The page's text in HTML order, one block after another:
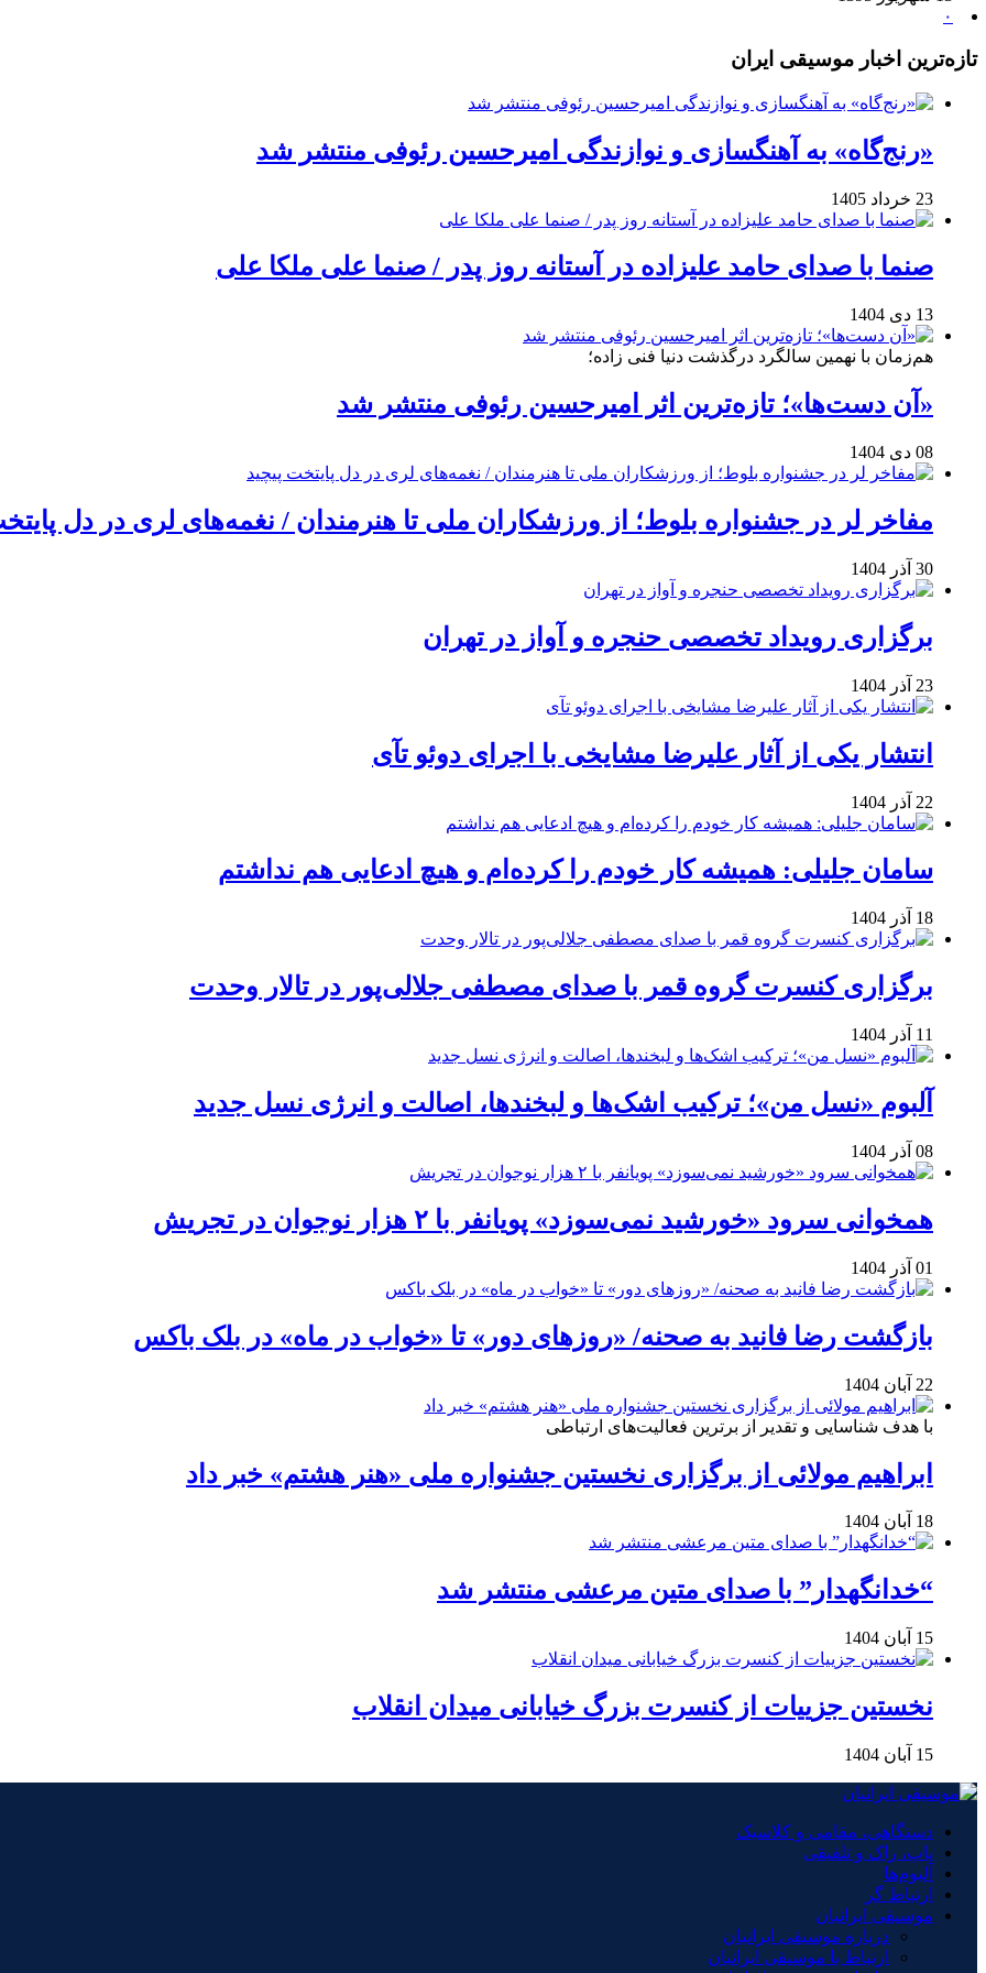
۰
تازه‌ترین اخبار موسیقی ایران
«رنج‌گاه» به آهنگسازی و نوازندگی امیرحسین رئوفی منتشر شد
23 خرداد 1405
صنما با صدای حامد علیزاده در آستانه روز پدر / صنما علی ملکا علی
13 دی 1404
هم‌زمان با نهمین سالگرد درگذشت دنیا فنی زاده؛
«آن دست‌ها»؛ تازه‌ترین اثر امیرحسین رئوفی منتشر شد
08 دی 1404
مفاخر لر در جشنواره بلوط؛ از ورزشکاران ملی تا هنرمندان / نغمه‌های لری در دل
30 آذر 1404
برگزاری رویداد تخصصی حنجره و آواز در تهران
23 آذر 1404
انتشار یکی از آثار علیرضا مشایخی با اجرای دوئو تآی
22 آذر 1404
سامان جلیلی: همیشه کار خودم را کرده‌ام و هیچ ادعایی هم نداشتم
18 آذر 1404
برگزاری کنسرت گروه قمر با صدای مصطفی جلالی‌پور در تالار وحدت
11 آذر 1404
آلبوم «نسل من»؛ ترکیب اشک‌ها و لبخندها، اصالت و انرژی نسل جدید
08 آذر 1404
همخوانی سرود «خورشید نمی‌سوزد» پویانفر با ۲ هزار نوجوان در تجریش
01 آذر 1404
بازگشت رضا فانید به صحنه/ «روزهای دور» تا «خواب در ماه» در بلک باکس
22 آبان 1404
با هدف شناسایی و تقدیر از برترین فعالیت‌های ارتباطی
ابراهیم مولائی از برگزاری نخستین جشنواره ملی «هنر هشتم» خبر داد
18 آبان 1404
“خدانگهدار” با صدای متین مرعشی منتشر شد
15 آبان 1404
نخستین جزییات از کنسرت بزرگ خیابانی میدان انقلاب
15 آبان 1404
دستگاهی، مقامی و کلاسیک
پاپ، راک و تلفیقی
آلبوم‌ها
ارتباط گر
موسیقی ایرانیان
درباره موسیقی ایرانیان
ارتباط با موسیقی ایرانیان